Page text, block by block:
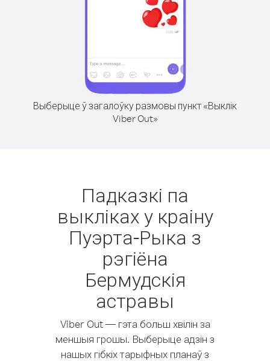
Выберыце ў загалоўку размовы пункт «Выклік
Viber Out»
Падказкі па
выкліках у краіну
Пуэрта-Рыка з
рэгіёна
Бермудскія
астравы
Viber Out — гэта больш хвілін за
меншыя грошы. Выберыце адзін з
нашых гібкіх тарыфных планаў з